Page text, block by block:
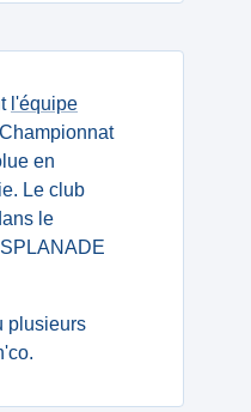
l'équipe
en
Le club
le
plusieurs